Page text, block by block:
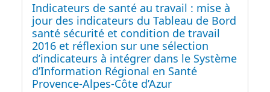
Indicateurs de santé au travail : mise à
jour des indicateurs du Tableau de Bord
santé sécurité et condition de travail
2016 et réflexion sur une sélection
d’indicateurs à intégrer dans le Système
d’Information Régional en Santé
Provence-Alpes-Côte d’Azur